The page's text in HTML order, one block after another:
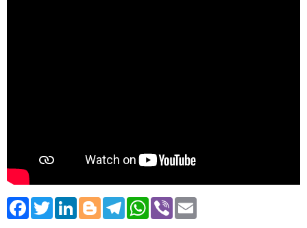
Facebook
Twitter
LinkedIn
Blogger
Telegram
WhatsApp
Viber